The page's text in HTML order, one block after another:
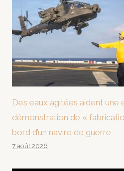
Des eaux agitées aident une
démonstration de «
bord d’un navire de guerre
7 août 2026